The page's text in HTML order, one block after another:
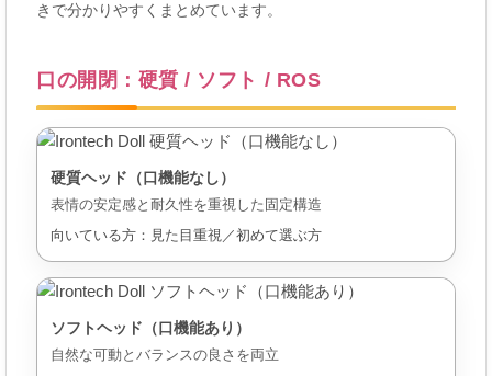
きで分かりやすくまとめています。
口の開閉：硬質 / ソフト / ROS
硬質ヘッド（口機能なし）
表情の安定感と耐久性を重視した固定構造
向いている方：見た目重視／初めて選ぶ方
ソフトヘッド（口機能あり）
自然な可動とバランスの良さを両立